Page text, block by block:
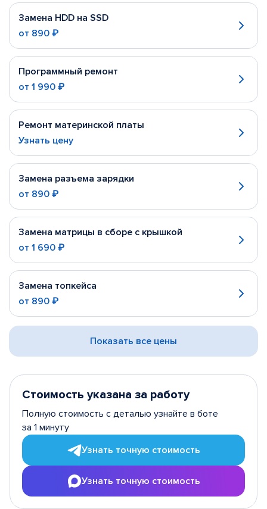
Замена HDD на SSD
от 890 ₽
Программный ремонт
от 1 990 ₽
Ремонт материнской платы
Узнать цену
Замена разъема зарядки
от 890 ₽
Замена матрицы в сборе с крышкой
от 1 690 ₽
Замена топкейса
от 890 ₽
Показать все цены
Стоимость указана за работу
Полную стоимость с деталью узнайте в боте
за 1 минуту
Узнать точную стоимость
Узнать точную стоимость